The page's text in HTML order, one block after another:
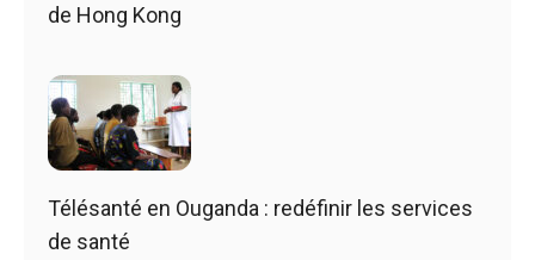
de Hong Kong
Télésanté en Ouganda : redéfinir les services
de santé